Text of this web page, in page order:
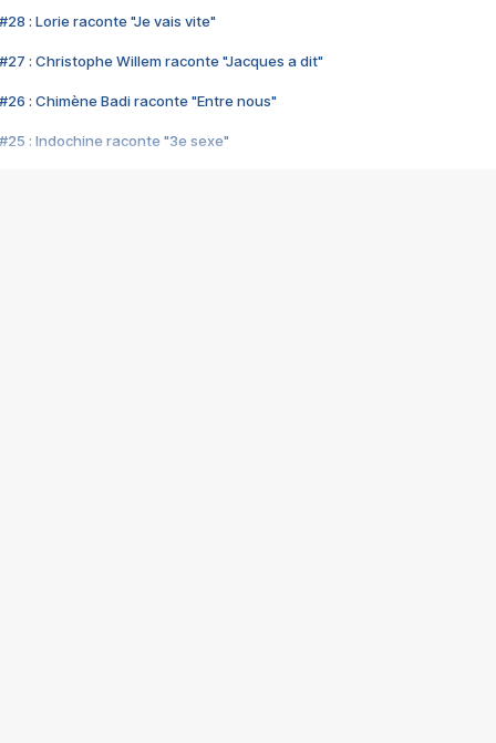
#28 : Lorie raconte "Je vais vite"
#27 : Christophe Willem raconte "Jacques a dit"
#26 : Chimène Badi raconte "Entre nous"
#25 : Indochine raconte "3e sexe"